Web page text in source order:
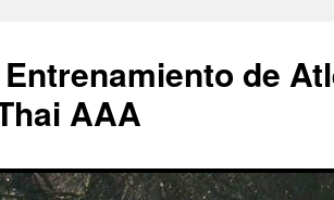
Entrenamiento de
AAA